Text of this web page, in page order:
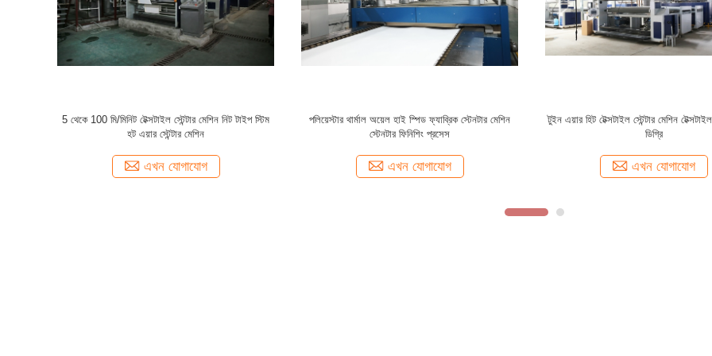
10 চেম্বার হাই স্পিড টেক্সটাইল স্টেন্টার মেশিন 3000 মিমি বোনা
ফ্যাব্রিক স্টেনটারিং প্রক্রিয়া
এখন যোগাযোগ
টেরি তোয়ালের জন্য সম্পূর্ণ তোয়ালে স্টেনটার ফ্যাব্রিক টেক্সটাইল
ফিনিশিং ইকুইপমেন্ট 2600mm
এখন যোগাযোগ
লম্বা গাদা ফ্যাব্রিক 9 চেম্বারের জন্য
স্টেনটার টেক্সটাইল স্টেনটার মেশিন
এখন যোগাযোগ